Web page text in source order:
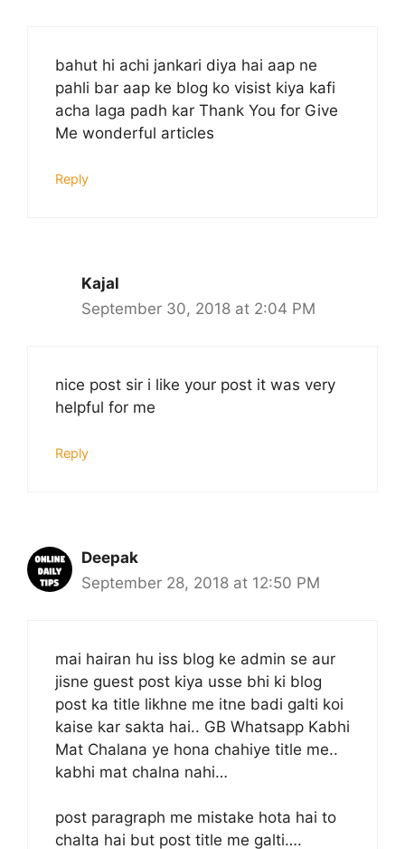
bahut hi achi jankari diya hai aap ne
pahli bar aap ke blog ko visist kiya kafi
acha laga padh kar Thank You for Give
Me wonderful articles
Reply
Kajal
September 30, 2018 at 2:04 PM
nice post sir i like your post it was very
helpful for me
Reply
Deepak
September 28, 2018 at 12:50 PM
mai hairan hu iss blog ke admin se aur
jisne guest post kiya usse bhi ki blog
post ka title likhne me itne badi galti koi
kaise kar sakta hai.. GB Whatsapp Kabhi
Mat Chalana ye hona chahiye title me..
kabhi mat chalna nahi…
post paragraph me mistake hota hai to
chalta hai but post title me galti….